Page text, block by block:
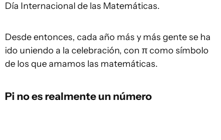
Día Internacional de las Matemáticas.
Desde entonces, cada año más y más gente se ha
ido uniendo a la celebración, con π como símbolo
de los que amamos las matemáticas.
Pi no es realmente un número